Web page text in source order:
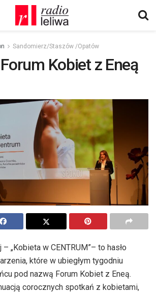
Sandomierz/Staszów /Opatów
Kobiet z Eneą
„Kobieta w CENTRUM”– to hasło
które w ubiegłym tygodniu
pod nazwą Forum Kobiet z Eneą.
corocznych spotkań z kobietami,